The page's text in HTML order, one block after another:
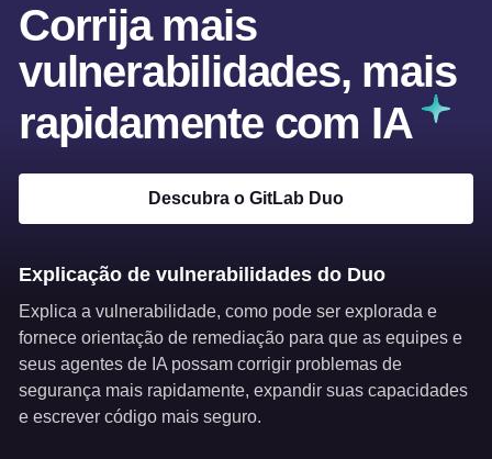
Corrija mais
vulnerabilidades, mais
rapidamente com IA
Descubra o GitLab Duo
Explicação de vulnerabilidades do Duo
Explica a vulnerabilidade, como pode ser explorada e
fornece orientação de remediação para que as equipes e
seus agentes de IA possam corrigir problemas de
segurança mais rapidamente, expandir suas capacidades
e escrever código mais seguro.